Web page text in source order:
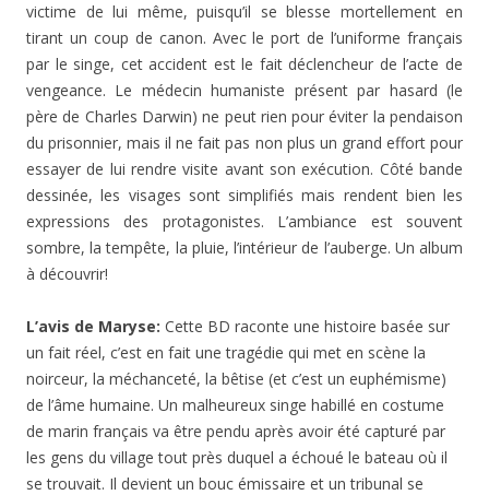
victime de lui même, puisqu’il se blesse mortellement en
tirant un coup de canon. Avec le port de l’uniforme français
par le singe, cet accident est le fait déclencheur de l’acte de
vengeance. Le médecin humaniste présent par hasard (le
père de Charles Darwin) ne peut rien pour éviter la pendaison
du prisonnier, mais il ne fait pas non plus un grand effort pour
essayer de lui rendre visite avant son exécution. Côté bande
dessinée, les visages sont simplifiés mais rendent bien les
expressions des protagonistes. L’ambiance est souvent
sombre, la tempête, la pluie, l’intérieur de l’auberge. Un album
à découvrir!
L’avis de Maryse: Cette BD raconte une histoire basée sur
un fait réel, c’est en fait une tragédie qui met en scène la
noirceur, la méchanceté, la bêtise (et c’est un euphémisme)
de l’âme humaine. Un malheureux singe habillé en costume
de marin français va être pendu après avoir été capturé par
les gens du village tout près duquel a échoué le bateau où il
se trouvait. Il devient un bouc émissaire et un tribunal se